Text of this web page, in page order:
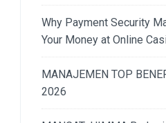
Why Payment Security
Your Money at Online
MANAJEMEN TOP
2026